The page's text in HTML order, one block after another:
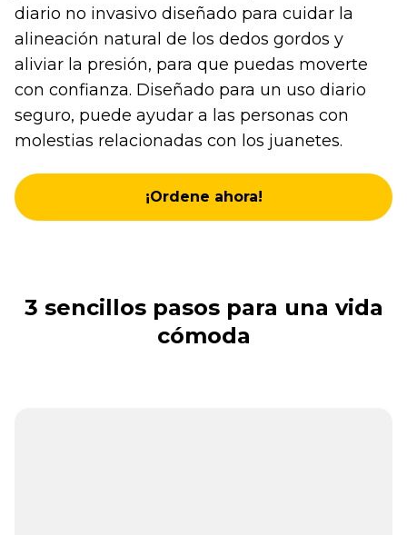
diario no invasivo diseñado para cuidar la
alineación natural de los dedos gordos y
aliviar la presión, para que puedas moverte
con confianza. Diseñado para un uso diario
seguro, puede ayudar a las personas con
molestias relacionadas con los juanetes.
¡Ordene ahora!
3 sencillos pasos para una vida
cómoda